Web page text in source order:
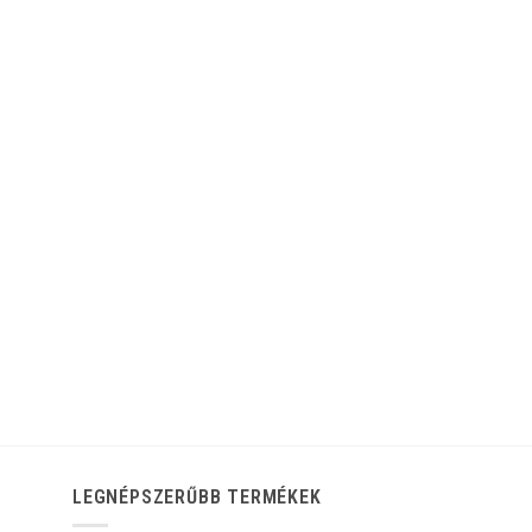
LEGNÉPSZERŰBB TERMÉKEK